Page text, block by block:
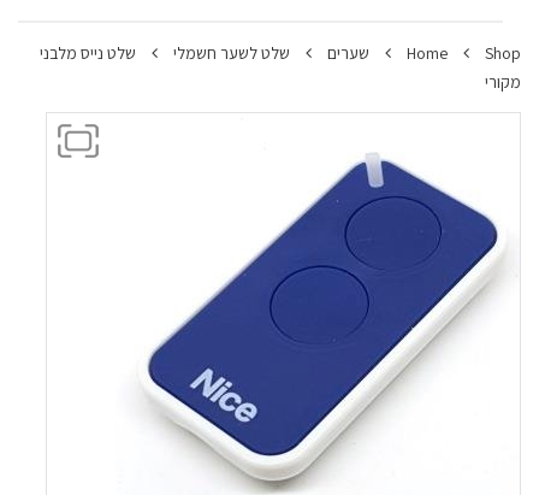
Home Shop שערים שלט לשער חשמלי
שלט נייס מלבני
מקורי